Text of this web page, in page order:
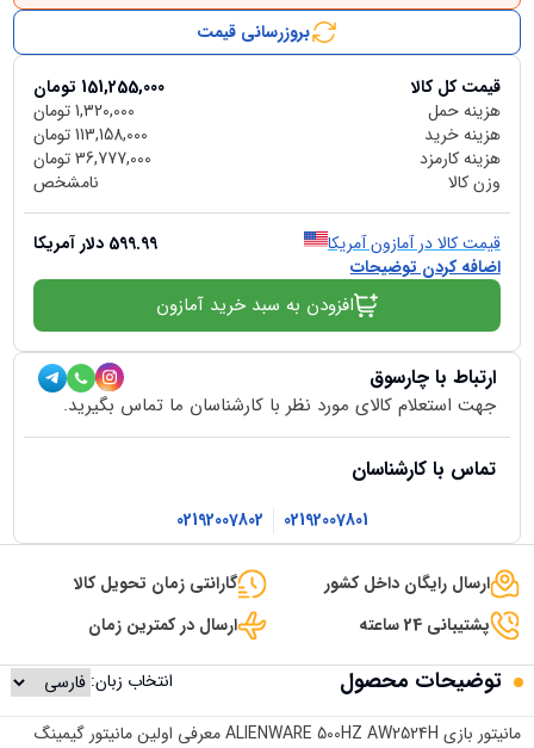
بروزرسانی قیمت
قیمت کل کالا 151,255,000 تومان
هزینه حمل
1,320,000تومان
هزینه خرید
113,158,000تومان
هزینه کارمزد
36,777,000تومان
وزن کالا
نامشخص
قیمت کالا در آمازون آمریکا 599.99 دلار آمریکا
اضافه کردن توضیحات
افزودن به سبد خرید آمازون
ارتباط با چارسوق
جهت استعلام کالای مورد نظر با کارشناسان ما تماس بگیرید.
تماس با کارشناسان
02192007801
02192007802
ارسال رایگان داخل کشور
گارانتی زمان تحویل کالا
پشتیبانی 24 ساعته
ارسال در کمترین زمان
توضیحات محصول
انتخاب زبان:
مانیتور بازی ALIENWARE 500HZ AW2524H معرفی اولین مانیتور گیمینگ